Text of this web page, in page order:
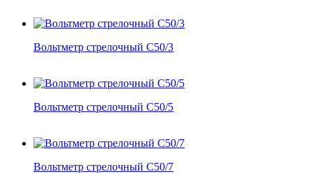
Вольтметр стрелочный С50/3
Вольтметр стрелочный С50/5
Вольтметр стрелочный С50/7